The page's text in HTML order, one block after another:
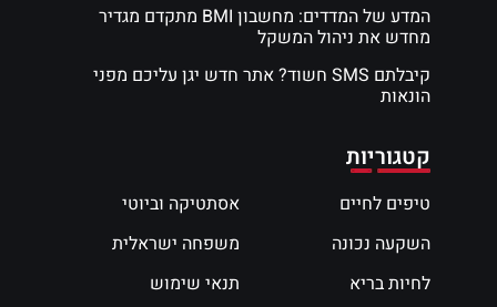
המדע של המדדים: מחשבון BMI מתקדם מגדיר
מחדש את ניהול המשקל
קיבלתם SMS חשוד? אתר חדש יגן עליכם מפני
הונאות
קטגוריות
טיפים לחיים
השקעה נכונה
לחיות בריא
אסתטיקה וביוטי
משפחה ישראלית
תנאי שימוש